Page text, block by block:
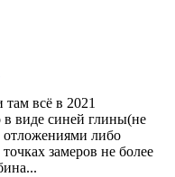
всё в 2021
в виде синей глины(не
отложениями либо
замеров не более